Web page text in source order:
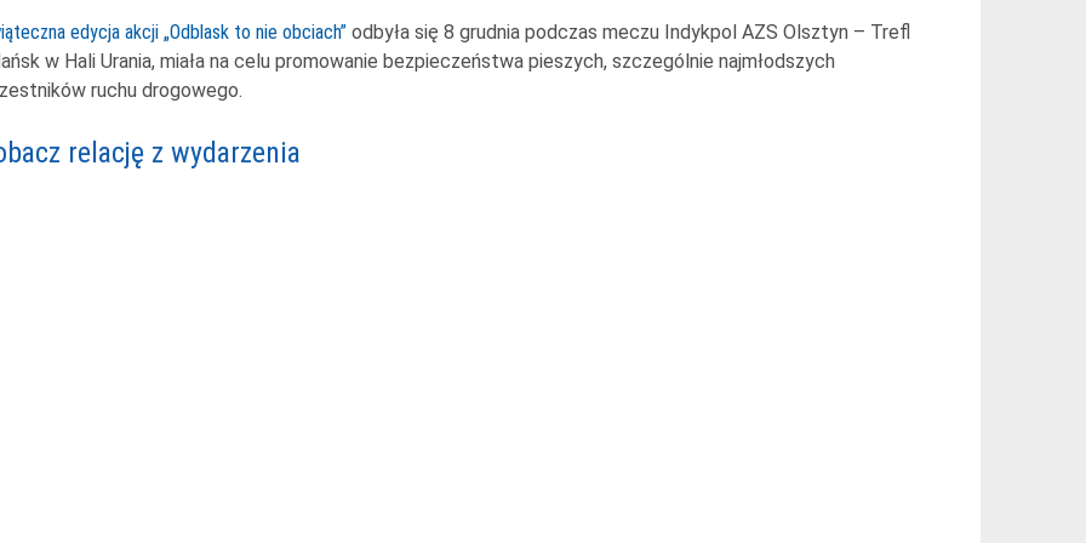
edycja akcji „Odblask to nie obciach”odbyła się 8 grudnia podczas meczu Indykpol AZS Olsztyn – Trefl
w Hali Urania, miała na celu promowanie bezpieczeństwa pieszych, szczególnie najmłodszych
ruchu drogowego.
relację z wydarzenia